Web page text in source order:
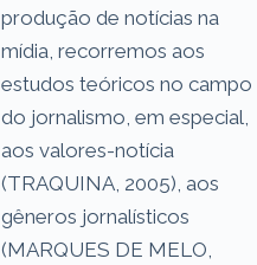
produção de notícias na
mídia, recorremos aos
estudos teóricos no campo
do jornalismo, em especial,
aos valores-notícia
(TRAQUINA, 2005), aos
gêneros jornalísticos
(MARQUES DE MELO,